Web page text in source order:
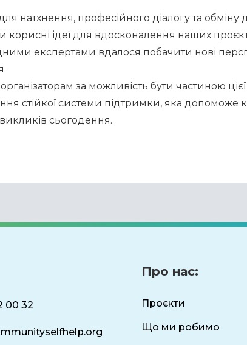
натхнення, професійного діалогу та обміну
корисні ідеї для вдосконалення наших
експертами вдалося побачити нові
за можливість бути частиною цієї
стійкої системи підтримки, яка допоможе
сьогодення.
00 32
Про нас:
Проєкти
Що ми робимо